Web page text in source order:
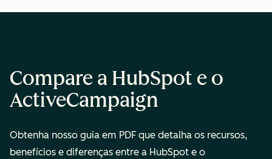
Compare a HubSpot e o
ActiveCampaign
Obtenha nosso guia em PDF que detalha os recursos,
benefícios e diferenças entre a HubSpot e o